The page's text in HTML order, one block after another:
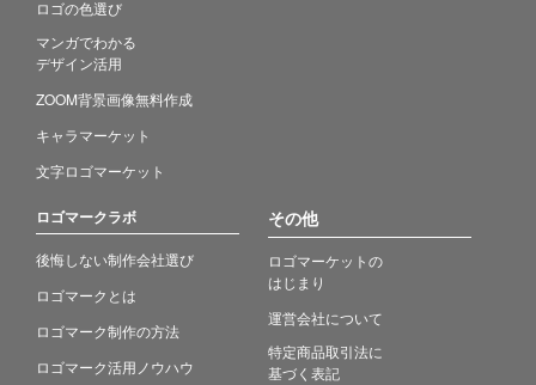
ロゴの色選び
マンガでわかる
デザイン活用
ZOOM背景画像無料作成
キャラマーケット
文字ロゴマーケット
ロゴマークラボ
後悔しない制作会社選び
ロゴマークとは
ロゴマーク制作の方法
ロゴマーク活用ノウハウ
その他
ロゴマーケットの
はじまり
運営会社について
特定商品取引法に
基づく表記